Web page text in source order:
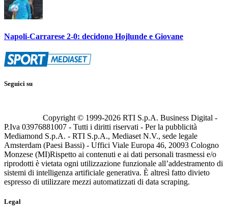
Napoli-Carrarese 2-0: decidono Hojlunde e Giovane
Seguici su
Copyright © 1999-2026 RTI S.p.A. Business Digital -
P.Iva 03976881007 - Tutti i diritti riservati - Per la pubblicità
Mediamond S.p.A. - RTI S.p.A., Mediaset N.V., sede legale
Amsterdam (Paesi Bassi) - Uffici Viale Europa 46, 20093 Cologno
Monzese (MI)Rispetto ai contenuti e ai dati personali trasmessi e/o
riprodotti è vietata ogni utilizzazione funzionale all’addestramento di
sistemi di intelligenza artificiale generativa. È altresì fatto divieto
espresso di utilizzare mezzi automatizzati di data scraping.
Legal